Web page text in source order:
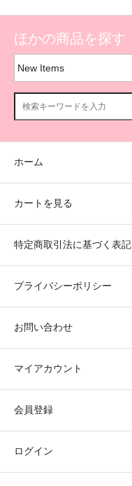
ほかの商品を探す
ホーム
カートを見る
特定商取引法に基づく表記
プライバシーポリシー
お問い合わせ
マイアカウント
会員登録
ログイン